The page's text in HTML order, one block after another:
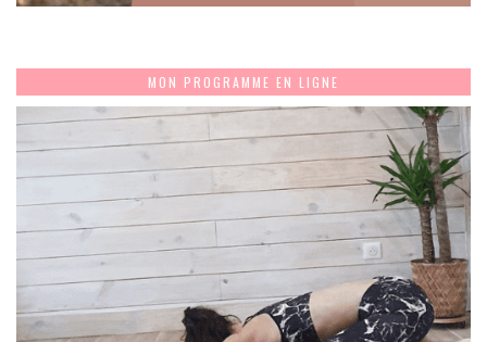
MON PROGRAMME EN LIGNE